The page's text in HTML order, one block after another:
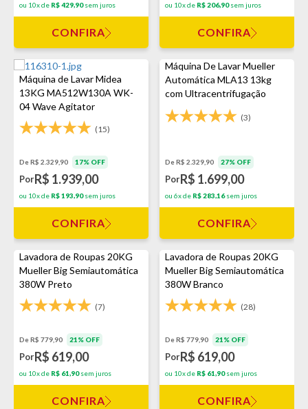
ou 10x de R$ 429,90sem juros
CONFIRA
ou 10x de R$ 206,90sem juros
CONFIRA
Máquina de Lavar Midea
13KG MA512W130A WK-
04 Wave Agitator
(15)
De R$ 2.329,90 17% OFF
PorR$ 1.939,00
ou 10x de R$ 193,90sem juros
CONFIRA
Máquina De Lavar Mueller
Automática MLA13 13kg
com Ultracentrifugação
Branca
(3)
De R$ 2.329,90 27% OFF
PorR$ 1.699,00
ou 6x de R$ 283,16sem juros
CONFIRA
Lavadora de Roupas 20KG
Mueller Big Semiautomática
380W Preto
(7)
De R$ 779,90 21% OFF
PorR$ 619,00
ou 10x de R$ 61,90sem juros
CONFIRA
Lavadora de Roupas 20KG
Mueller Big Semiautomática
380W Branco
(28)
De R$ 779,90 21% OFF
PorR$ 619,00
ou 10x de R$ 61,90sem juros
CONFIRA